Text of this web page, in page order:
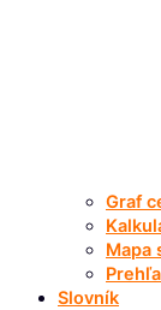
Graf
Mapa
Slovník